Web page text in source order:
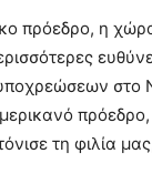
πρόεδρο, η χώρα
στο
τη φιλία